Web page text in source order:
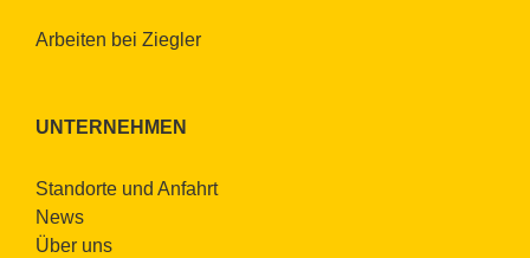
Ar­bei­ten bei Zieg­ler
UN­TER­NEH­MEN
Stand­or­te und An­fahrt
News
Über uns